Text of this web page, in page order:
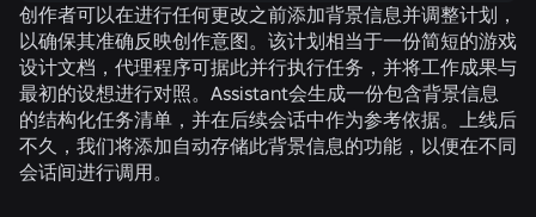
创作者可以在进行任何更改之前添加背景信息并调整计划，
以确保其准确反映创作意图。该计划相当于一份简短的游戏
设计文档，代理程序可据此并行执行任务，并将工作成果与
最初的设想进行对照。Assistant会生成一份包含背景信息
的结构化任务清单，并在后续会话中作为参考依据。上线后
不久，我们将添加自动存储此背景信息的功能，以便在不同
会话间进行调用。